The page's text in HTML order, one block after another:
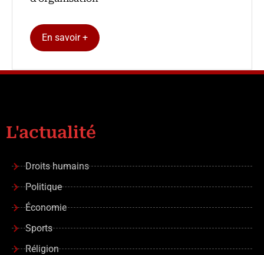
En savoir +
L'actualité
Droits humains
Politique
Économie
Sports
Réligion